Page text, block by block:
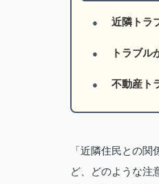
近隣トラ
トラブル
不動産ト
「近隣住民との
ど、どのような注